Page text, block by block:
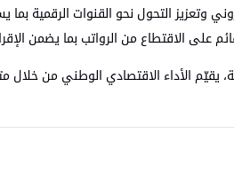
وتعزيز التحول نحو القنوات الرقمية
على الاقتطاع من الرواتب بما يضمن
يقيّم الأداء الاقتصادي الوطني من خلال